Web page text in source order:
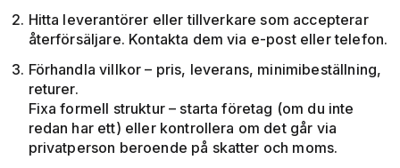
Hitta leverantörer eller tillverkare som accepterar
återförsäljare. Kontakta dem via e-post eller telefon.
Förhandla villkor – pris, leverans, minimibeställning,
returer.
Fixa formell struktur – starta företag (om du inte
redan har ett) eller kontrollera om det går via
privatperson beroende på skatter och moms.